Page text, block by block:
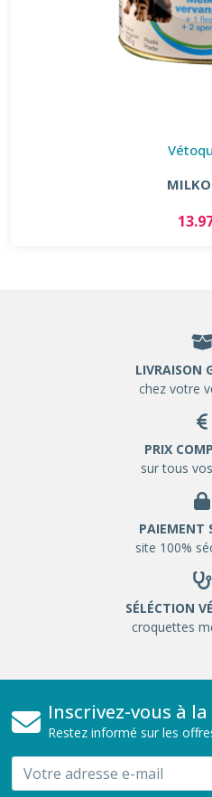
LIVRAISON
chez votre
PRIX
sur tous
PAIEMENT
site 100%
SÉLÉCTION
croquettes
Inscrivez-vous à
Restez informé sur les
Email